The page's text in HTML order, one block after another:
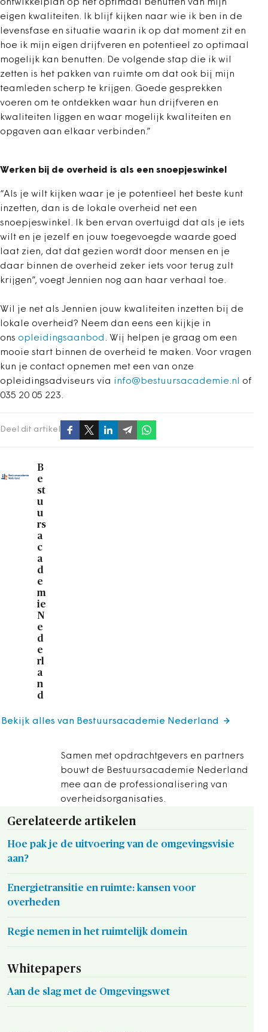
ontwikkelplan op het optimaal benutten van mijn
eigen kwaliteiten. Ik blijf kijken naar wie ik ben in de
levensfase en situatie waarin ik op dat moment zit en
hoe ik mijn eigen drijfveren en potentieel zo optimaal
mogelijk kan benutten. De volgende stap die ik wil
zetten is het pakken van ruimte om dat ook bij mijn
teamleden scherp te krijgen. Goede gesprekken
voeren om te ontdekken waar hun drijfveren en
kwaliteiten liggen en waar mogelijk kwaliteiten en
opgaven aan elkaar verbinden.”
Werken bij de overheid is als een snoepjeswinkel
“Als je wilt kijken waar je je potentieel het beste kunt
inzetten, dan is de lokale overheid net een
snoepjeswinkel. Ik ben ervan overtuigd dat als je iets
wilt en je jezelf en jouw toegevoegde waarde goed
laat zien, dat dat gezien wordt door mensen en je
daar binnen de overheid zeker iets voor terug zult
krijgen”, voegt Jennien nog aan haar verhaal toe.
Wil je net als Jennien jouw kwaliteiten inzetten bij de
lokale overheid? Neem dan eens een kijkje in
ons opleidingsaanbod . Wij helpen je graag om een
mooie start binnen de overheid te maken. Voor vragen
kun je contact opnemen met een van onze
opleidingsadviseurs via info@bestuursacademie.nl
of
035 20 05 223.
Deel dit artikel
B
e
st
u
u
rs
a
c
a
d
e
m
ie
N
e
d
e
rl
a
n
d
Samen met opdrachtgevers en partners
bouwt de Bestuursacademie Nederland
mee aan de professionalisering van
overheidsorganisaties.
Bekijk alles van Bestuursacademie Nederland
Gerelateerde artikelen
Hoe pak je de uitvoering van de omgevingsvisie
aan?
Energietransitie en ruimte: kansen voor
overheden
Regie nemen in het ruimtelijk domein
Whitepapers
Aan de slag met de Omgevingswet